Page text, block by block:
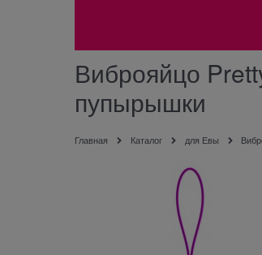
Виброяйцо
пупырышки
Главная Каталог для Евы